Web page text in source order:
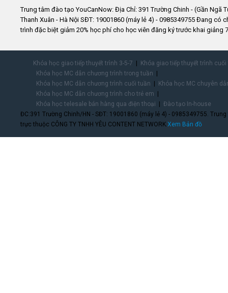
Trung tâm đào tạo YouCanNow: Địa Chỉ: 391 Trường Chinh - (Gần Ngã
Thanh Xuân - Hà Nội SĐT: 19001860 (máy lẻ 4) - 0985349755 Đang có
trình đặc biệt giảm 20% học phí cho học viên đăng ký trước khai giảng
Khóa học giao tiếp thuyết trình 3-5-7
Khóa giao tiếp thuyết trình
Khóa học MC dẫn chương trình trong tuần
Khóa học MC dẫn chương trình cuối tuần
Khóa học MC chuyên
Khóa học MC dẫn chương trình cho trẻ em
Khóa học telesale bán hàng qua điện thoại
Đào tạo In-house
ĐC:391 Trường Chinh/HN - SĐT: 19001860 (máy lẻ 4) - 0985349755.
trực thuộc CÔNG TY TNHH YÊU CONTENT NETWORK.Xem Bản đồ